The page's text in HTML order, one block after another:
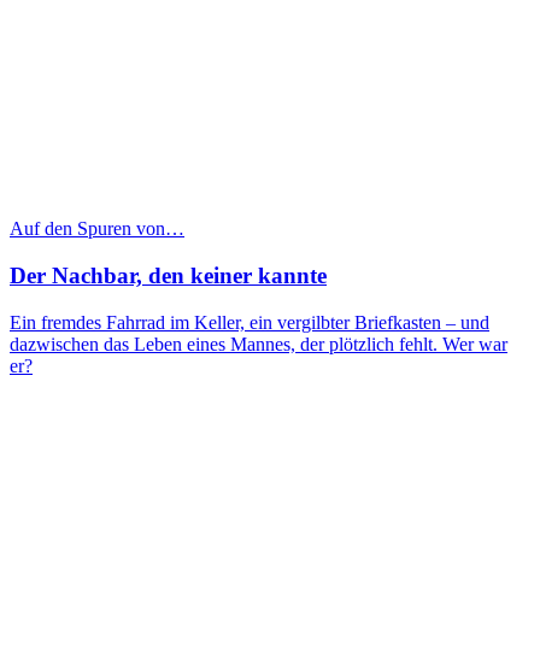
Auf den Spuren von…
Der Nachbar, den keiner kannte
Ein fremdes Fahrrad im Keller, ein vergilbter Briefkasten – und
dazwischen das Leben eines Mannes, der plötzlich fehlt. Wer war
er?